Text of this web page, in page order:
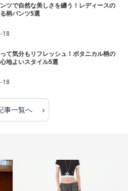
ツで自然な美しさを纏う！レディースの
柄パンツ5選
18
て気分もリフレッシュ！ボタニカル柄の
地よいスタイル5選
18
事一覧へ ›